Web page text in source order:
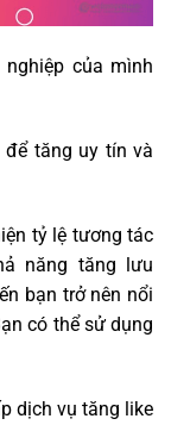
của mình
tăng uy tín và
tỷ lệ tương tác
năng tăng lưu
bạn trở nên nổi
có thể sử dụng
dịch vụ tăng like